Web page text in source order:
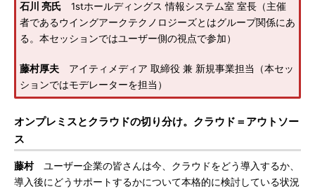
石川 亮氏 1stホールディングス 情報システム室 室長（主催
者であるウイングアークテクノロジーズとはグループ関係にあ
る。本セッションではユーザー側の視点で参加）
藤村厚夫 アイティメディア 取締役 兼 新規事業担当（本セッ
ションではモデレーターを担当）
オンプレミスとクラウドの切り分け。クラウド＝アウトソー
ス
藤村ユーザー企業の皆さんは今、クラウドをどう導入するか、
導入後にどうサポートするかについて本格的に検討している状況